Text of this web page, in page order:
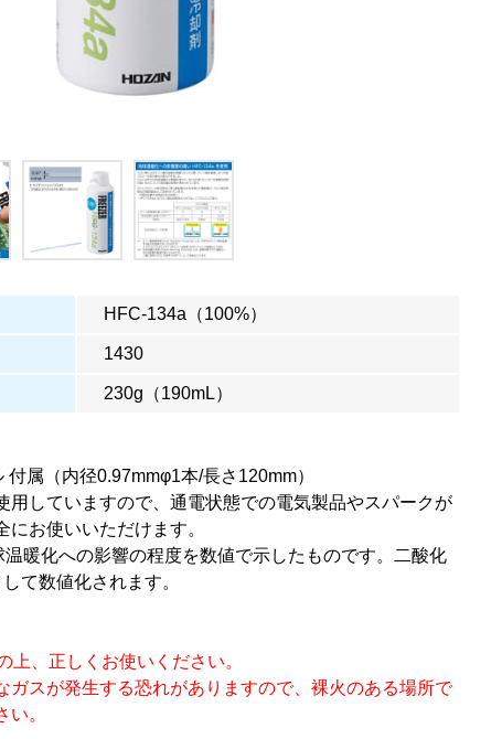
HFC-134a（100%）
1430
230g（190mL）
属（内径0.97mmφ1本/長さ120mm）
していますので、通電状態での電気製品やスパークが
お使いいただけます。
暖化への影響の程度を数値で示したものです。二酸化
て数値化されます。
上、正しくお使いください。
ガスが発生する恐れがありますので、裸火のある場所で
。